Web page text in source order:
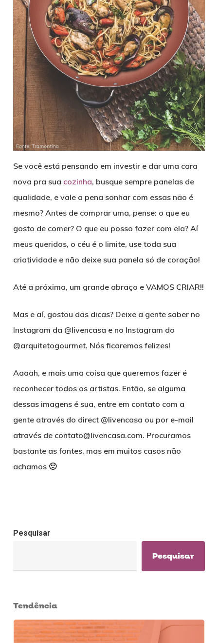
Se você está pensando em investir e dar uma cara
nova pra sua cozinha, busque sempre panelas de
qualidade, e vale a pena sonhar com essas não é
mesmo? Antes de comprar uma, pense: o que eu
gosto de comer? O que eu posso fazer com ela? Aí
meus queridos, o céu é o limite, use toda sua
criatividade e não deixe sua panela só de coração!
Até a próxima, um grande abraço e VAMOS CRIAR!!
Mas e aí, gostou das dicas? Deixe a gente saber no
Instagram da @livencasa e no Instagram do
@arquitetogourmet. Nós ficaremos felizes!
Aaaah, e mais uma coisa que queremos fazer é
reconhecer todos os artistas. Então, se alguma
dessas imagens é sua, entre em contato com a
gente através do direct @livencasa ou por e-mail
através de contato@livencasa.com. Procuramos
bastante as fontes, mas em muitos casos não
achamos 🙁
Pesquisar
Pesquisar
Tendência